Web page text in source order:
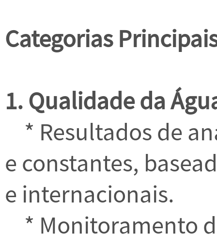
Categorias
1. Qualidade da
* Resultados de
e constantes,
e internacionais.
* Monitoramento